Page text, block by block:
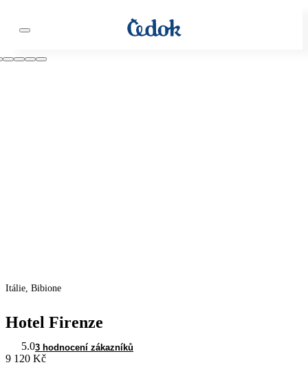
Itálie, Bibione
Hotel Firenze
5.03 hodnocení zákazníků
9 120 Kč